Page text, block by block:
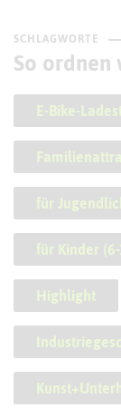
SCHLAGWORTE
So ordnen
E-Bike-
für
für Kinder
Highlight